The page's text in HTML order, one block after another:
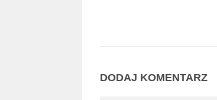
DODAJ KOMENTARZ